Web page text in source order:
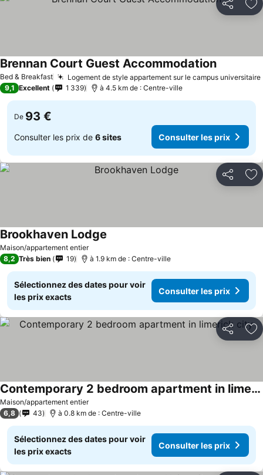
Partager
Bed & Breakfast Logement de style appartement sur le campus universitaire
Brennan Court Guest Accommodation
9,1 Excellent 1 339 à 4.5 km de : Centre-ville
De 93 €
Consulter les prix de 6 sites Consulter les prix
Partager
Maison/appartement entier
Brookhaven Lodge
8,2 Très bien 19 à 1.9 km de : Centre-ville
Sélectionnez des dates pour voir
les prix exacts
Consulter les prix
Partager
Maison/appartement entier
Contemporary 2 bedroom apartment in limerick city
6,8 43 à 0.8 km de : Centre-ville
Sélectionnez des dates pour voir
les prix exacts
Consulter les prix